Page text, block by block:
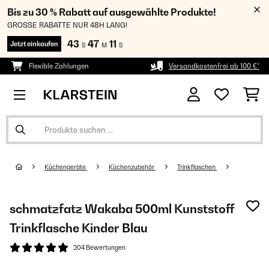
Bis zu 30 % Rabatt auf ausgewählte Produkte!
GROSSE RABATTE NUR 48H LANG!
Jetzt einkaufen 43 S 47 M 10 S
Flexible Zahlungen Versandkostenfrei ab 100 €*
Küchengeräte Küchenzubehör Trinkflaschen
schmatzfatz Wakaba 500ml Kunststoff
Trinkflasche Kinder Blau
204 Bewertungen